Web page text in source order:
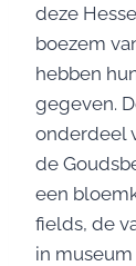
deze
boezem
hebben
gegeven.
onderdeel
de
een
fields, de
in